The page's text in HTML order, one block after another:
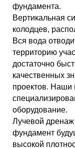
фундамента.
Вертикальная
колодцев,
Вся вода
территорию
достаточно
качественных
проектов. Наши
оборудование.
Лучевой дренаж
фундамент
высокой